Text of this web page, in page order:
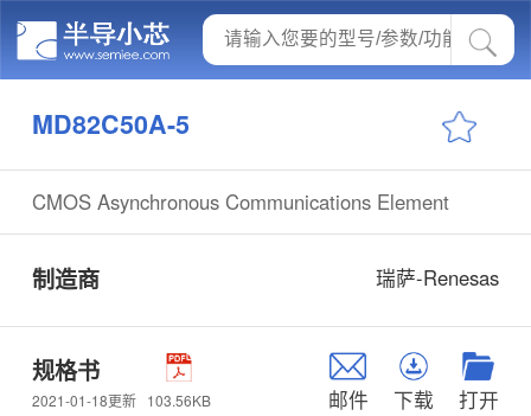
MD82C50A-5
CMOS Asynchronous Communications Element
制造商 瑞萨-Renesas
规格书
2021-01-18更新 103.56KB 邮件 下载 打开